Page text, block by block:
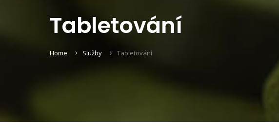
Tabletování
Home Služby Tabletování